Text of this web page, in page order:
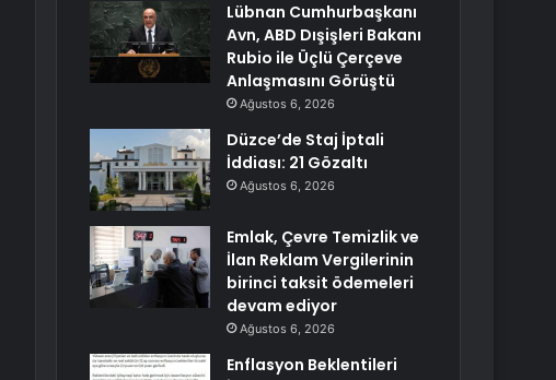
Lübnan Cumhurbaşkanı
Avn, ABD Dışişleri Bakanı
Rubio ile Üçlü Çerçeve
Anlaşmasını Görüştü
Ağustos 6, 2026
Düzce’de Staj İptali
İddiası: 21 Gözaltı
Ağustos 6, 2026
Emlak, Çevre Temizlik ve
İlan Reklam Vergilerinin
birinci taksit ödemeleri
devam ediyor
Ağustos 6, 2026
Enflasyon Beklentileri